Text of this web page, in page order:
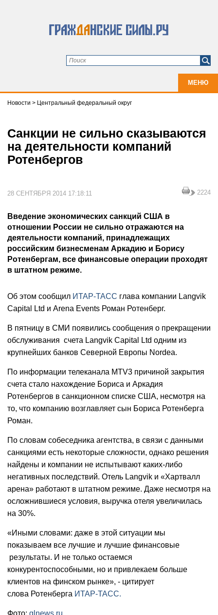
МЕНЮ
Новости > Центральный федеральный округ
Санкции не сильно сказываются
на деятельности компаний
Ротенбергов
28 СЕНТЯБРЯ 2014 17:18:11 2224
Введение экономических санкций США в
отношении России не сильно отражаются на
деятельности компаний, принадлежащих
российским бизнесменам Аркадию и Борису
Ротенбергам, все финансовые операции проходят
в штатном режиме.
Об этом сообщил ИТАР-ТАСС глава компании Langvik
Capital Ltd и Arena Events Роман Ротенберг.
В пятницу в СМИ появились сообщения о прекращении
обслуживания счета Langvik Capital Ltd одним из
крупнейших банков Северной Европы Nordea.
По информации телеканала MTV3 причиной закрытия
счета стало нахождение Бориса и Аркадия
Ротенбергов в санкционном списке США, несмотря на
то, что компанию возглавляет сын Бориса Ротенберга
Роман.
По словам собеседника агентства, в связи с данными
санкциями есть некоторые сложности, однако решения
найдены и компании не испытывают каких-либо
негативных последствий. Отель Langvik и «Хартвалл
арена» работают в штатном режиме. Даже несмотря на
осложнившиеся условия, выручка отеля увеличилась
на 30%.
«Иными словами: даже в этой ситуации мы
показываем все лучшие и лучшие финансовые
результаты. И не только остаемся
конкурентоспособными, но и привлекаем больше
клиентов на финском рынке», - цитирует
слова Ротенберга ИТАР-ТАСС.
Фото: glnews.ru